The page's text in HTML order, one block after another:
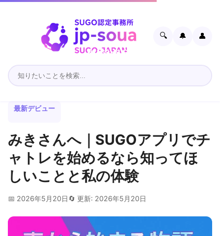
🔍 🔔 👤
最新デビュー
みきさんへ｜SUGOアプリでチ
ャトレを始めるなら知ってほ
しいことと私の体験
📅 2026年5月20日 🔄 更新: 2026年5月20日